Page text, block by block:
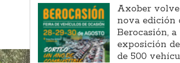
Axober
nova edición
Berocasión, a
exposición
de 500